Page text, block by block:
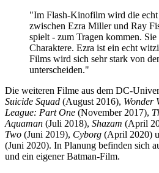
"Im Flash-Kinofilm wird die echt
zwischen Ezra Miller und Ray
spielt - zum Tragen kommen. Sie
Charaktere. Ezra ist ein echt
Films wird sich sehr stark von
unterscheiden."
Die weiteren Filme aus dem DC-
Suicide Squad (August 2016), Wonder
League: Part One (November 2017),
Aquaman (Juli 2018), Shazam (April
Two (Juni 2019), Cyborg (April 2020)
(Juni 2020). In Planung befinden sich
und ein eigener Batman-Film.